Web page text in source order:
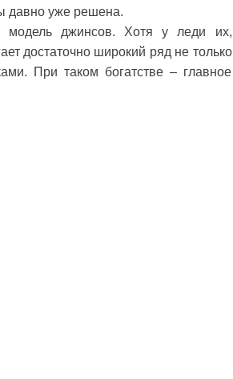
давно уже решена.
модель джинсов. Хотя у леди их,
достаточно широкий ряд не только
При таком богатстве – главное